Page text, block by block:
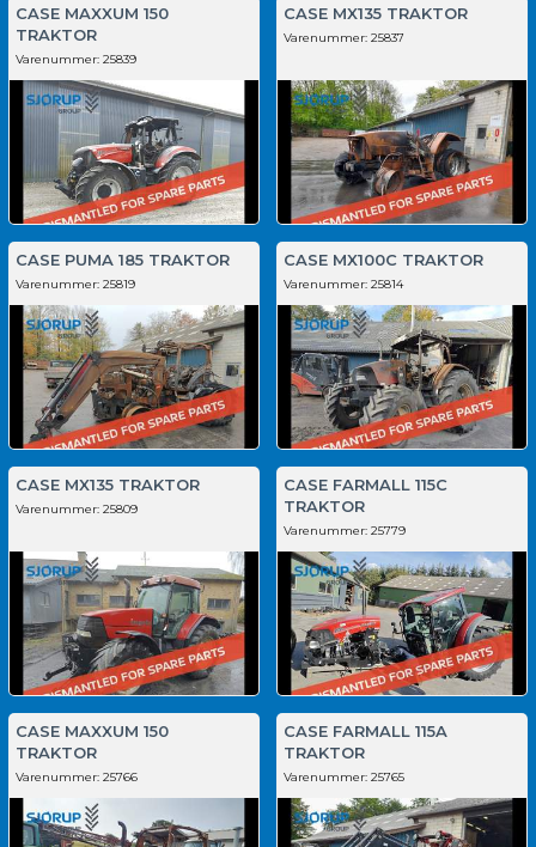
CASE MAXXUM 150
TRAKTOR
Varenummer: 25839
CASE MX135 TRAKTOR
Varenummer: 25837
CASE PUMA 185 TRAKTOR
Varenummer: 25819
CASE MX100C TRAKTOR
Varenummer: 25814
CASE MX135 TRAKTOR
Varenummer: 25809
CASE FARMALL 115C
TRAKTOR
Varenummer: 25779
CASE MAXXUM 150
TRAKTOR
Varenummer: 25766
CASE FARMALL 115A
TRAKTOR
Varenummer: 25765